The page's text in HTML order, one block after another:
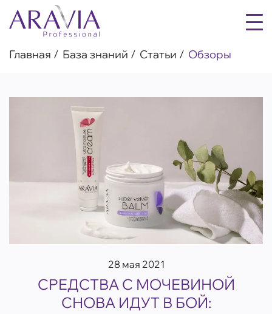
Главная База знаний Статьи Обзоры
28 мая 2021
СРЕДСТВА С МОЧЕВИНОЙ
СНОВА ИДУТ В БОЙ: